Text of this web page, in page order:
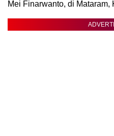
Mei Finarwanto, di Mataram,